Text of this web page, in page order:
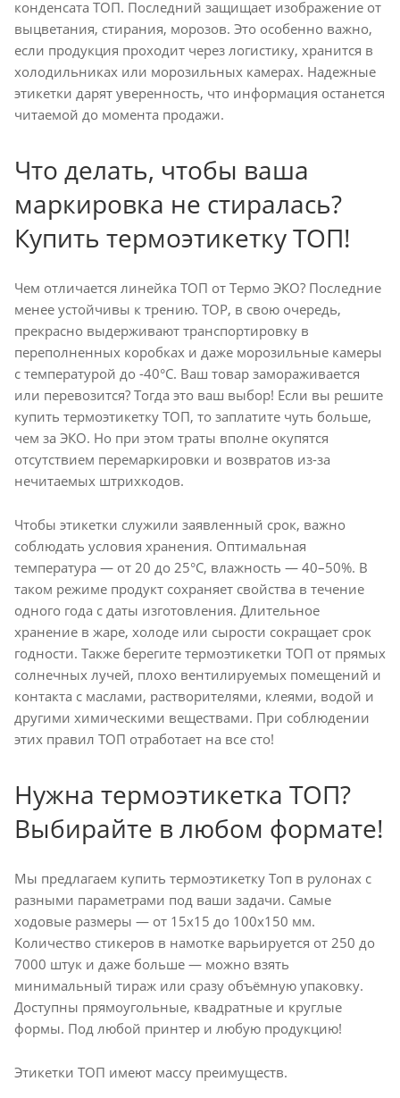
конденсата ТОП. Последний защищает изображение от
выцветания, стирания, морозов. Это особенно важно,
если продукция проходит через логистику, хранится в
холодильниках или морозильных камерах. Надежные
этикетки дарят уверенность, что информация останется
читаемой до момента продажи.
Что делать, чтобы ваша
маркировка не стиралась?
Купить термоэтикетку ТОП!
Чем отличается линейка ТОП от Термо ЭКО? Последние
менее устойчивы к трению. TOP, в свою очередь,
прекрасно выдерживают транспортировку в
переполненных коробках и даже морозильные камеры
с температурой до -40°C. Ваш товар замораживается
или перевозится? Тогда это ваш выбор! Если вы решите
купить термоэтикетку ТОП, то заплатите чуть больше,
чем за ЭКО. Но при этом траты вполне окупятся
отсутствием перемаркировки и возвратов из-за
нечитаемых штрихкодов.
Чтобы этикетки служили заявленный срок, важно
соблюдать условия хранения. Оптимальная
температура — от 20 до 25°C, влажность — 40–50%. В
таком режиме продукт сохраняет свойства в течение
одного года с даты изготовления. Длительное
хранение в жаре, холоде или сырости сокращает срок
годности. Также берегите термоэтикетки ТОП от прямых
солнечных лучей, плохо вентилируемых помещений и
контакта с маслами, растворителями, клеями, водой и
другими химическими веществами. При соблюдении
этих правил ТОП отработает на все сто!
Нужна термоэтикетка ТОП?
Выбирайте в любом формате!
Мы предлагаем купить термоэтикетку Топ в рулонах с
разными параметрами под ваши задачи. Самые
ходовые размеры — от 15х15 до 100х150 мм.
Количество стикеров в намотке варьируется от 250 до
7000 штук и даже больше — можно взять
минимальный тираж или сразу объёмную упаковку.
Доступны прямоугольные, квадратные и круглые
формы. Под любой принтер и любую продукцию!
Этикетки ТОП имеют массу преимуществ.